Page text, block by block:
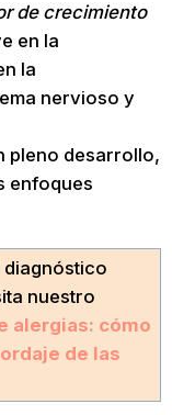
de crecimiento
en la
la
nervioso y
pleno desarrollo,
enfoques
diagnóstico
nuestro
alergias: cómo
de las